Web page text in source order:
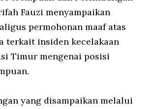
Fauzi menyampaikan
permohonan maaf atas
terkait insiden kecelakaan
Timur mengenai posisi
yang disampaikan melalui